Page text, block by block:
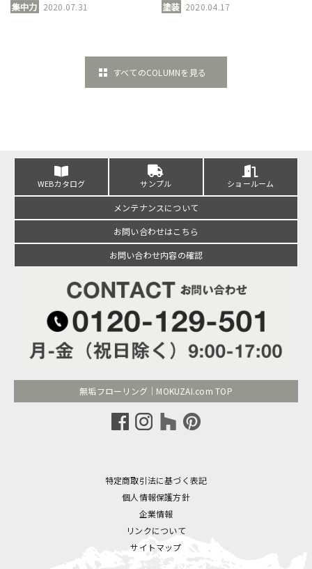
集中力 2020.07.31 塗装 2020.04.17
すべてのCOLUMNを見る
WEBカタログ サンプル ショールーム
メンテナンスについて
お問い合わせはこちら
お問い合わせ内容の確認
無垢フローリング｜MOKUZAI.com TOP
特定商取引法に基づく表記
個人情報保護方針
企業情報
リンクについて
サイトマップ